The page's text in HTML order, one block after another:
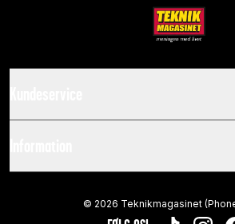
© 2026 Teknikmagasinet